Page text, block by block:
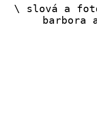
\ slová a
barbora